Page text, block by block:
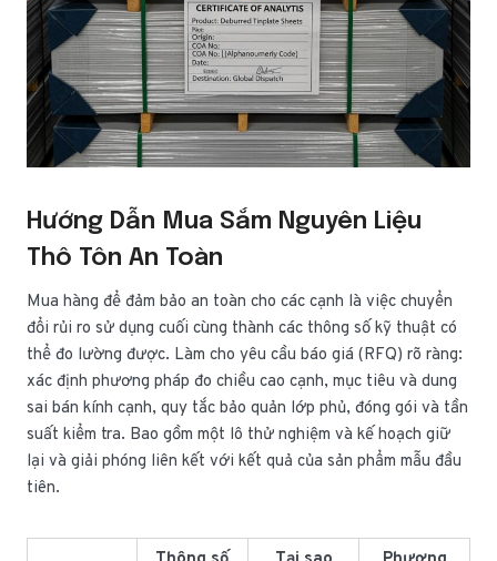
Hướng Dẫn Mua Sắm Nguyên Liệu
Thô Tôn An Toàn
Mua hàng để đảm bảo an toàn cho các cạnh là việc chuyển
đổi rủi ro sử dụng cuối cùng thành các thông số kỹ thuật có
thể đo lường được. Làm cho yêu cầu báo giá (RFQ) rõ ràng:
xác định phương pháp đo chiều cao cạnh, mục tiêu và dung
sai bán kính cạnh, quy tắc bảo quản lớp phủ, đóng gói và tần
suất kiểm tra. Bao gồm một lô thử nghiệm và kế hoạch giữ
lại và giải phóng liên kết với kết quả của sản phẩm mẫu đầu
tiên.